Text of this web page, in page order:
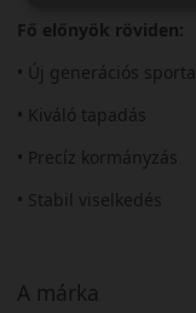
Fő előnyök röviden:
• Új generációs
• Kiváló tapadás
• Precíz kormányzás
• Stabil viselkedés
A márka